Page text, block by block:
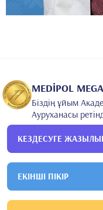
MEDİPOL MEGA
Біздің ұйым
Ауруханасы
КЕЗДЕСУГЕ
ЕКІНШІ ПІКІР